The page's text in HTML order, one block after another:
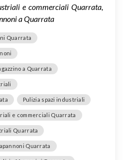
e commerciali Quarrata,
a Quarrata
Quarrata
a Quarrata
Pulizia spazi industriali
e commerciali Quarrata
Quarrata
Quarrata